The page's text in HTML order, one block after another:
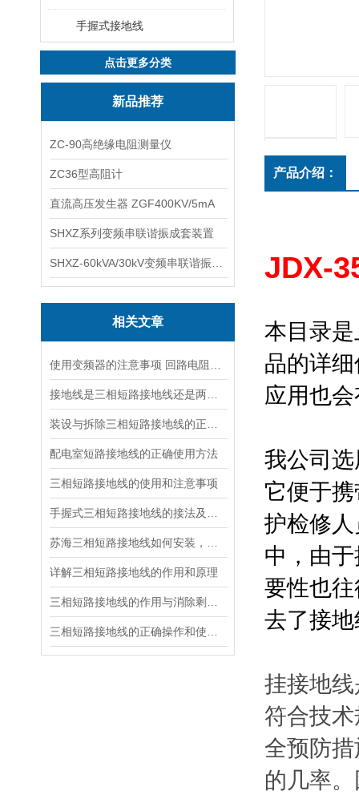
手握式接地线
点击更多分类
新品推荐
ZC-90高绝缘电阻测量仪
ZC36型高阻计
直流高压发生器 ZGF400KV/5mA
SHXZ系列变频串联谐振成套装置
相关文章
配电室短路接地线的正确使用方法
三相短路接地线的使用和注意事项
详解三相短路接地线的作用和原理
产品介绍：
JDX-
本目录
品的详
应用也
我公司
它便于
护检修
中，由
要性也
去了接
挂接地
符合技
全预防
的几率